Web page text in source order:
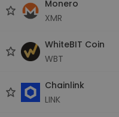
Monero
XMR
WhiteBIT Coin
WBT
Chainlink
LINK